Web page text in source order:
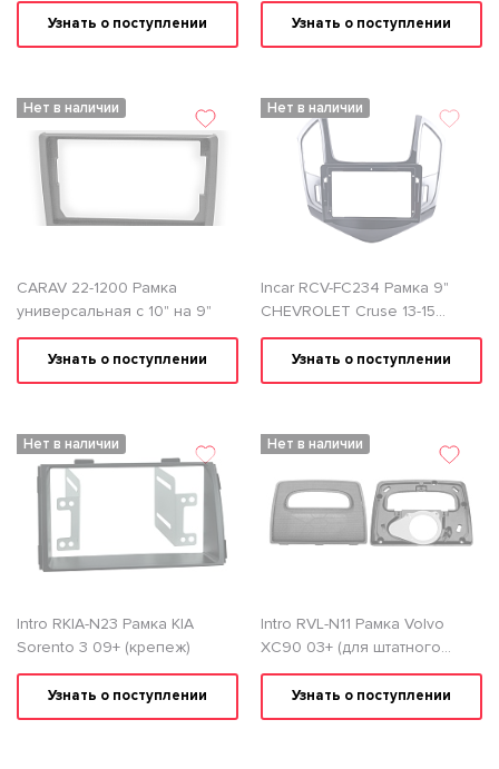
Узнать о поступлении Узнать о поступлении
Нет в наличии
CARAV 22-1200 Рамка
универсальная с 10" на 9"
Узнать о поступлении
Нет в наличии
Incar RCV-FC234 Рамка 9"
CHEVROLET Cruse 13-15
Silver/Black
Узнать о поступлении
Нет в наличии
Intro RKIA-N23 Рамка KIA
Sorento 3 09+ (крепеж)
Узнать о поступлении
Нет в наличии
Intro RVL-N11 Рамка Volvo
XC90 03+ (для штатного
монитора в торпеде)
Узнать о поступлении